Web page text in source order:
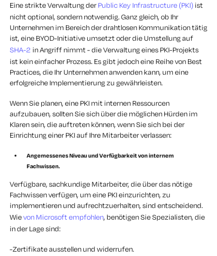
Eine strikte Verwaltung der Public Key Infrastructure (PKI) ist
nicht optional, sondern notwendig. Ganz gleich, ob Ihr
Unternehmen im Bereich der drahtlosen Kommunikation tätig
ist, eine BYOD-Initiative umsetzt oder die Umstellung auf
SHA-2 in Angriff nimmt - die Verwaltung eines PKI-Projekts
ist kein einfacher Prozess. Es gibt jedoch eine Reihe von Best
Practices, die Ihr Unternehmen anwenden kann, um eine
erfolgreiche Implementierung zu gewährleisten.
Wenn Sie planen, eine PKI mit internen Ressourcen
aufzubauen, sollten Sie sich über die möglichen Hürden im
Klaren sein, die auftreten können, wenn Sie sich bei der
Einrichtung einer PKI auf Ihre Mitarbeiter verlassen:
Angemessenes Niveau und Verfügbarkeit von internem
Fachwissen.
Verfügbare, sachkundige Mitarbeiter, die über das nötige
Fachwissen verfügen, um eine PKI einzurichten, zu
implementieren und aufrechtzuerhalten, sind entscheidend.
Wievon Microsoft empfohlen, benötigen Sie Spezialisten, die
in der Lage sind:
-Zertifikate ausstellen und widerrufen.